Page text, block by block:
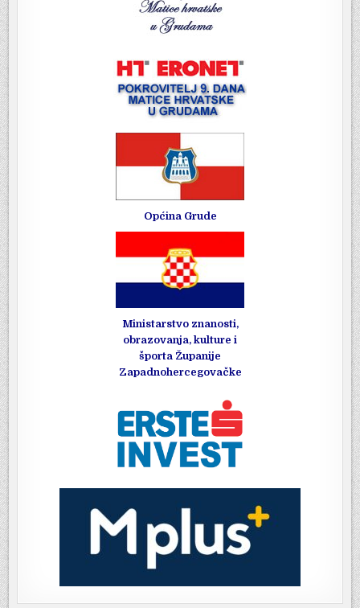
Općina Grude
Ministarstvo znanosti,
obrazovanja, kulture i
športa Županije
Zapadnohercegovačke